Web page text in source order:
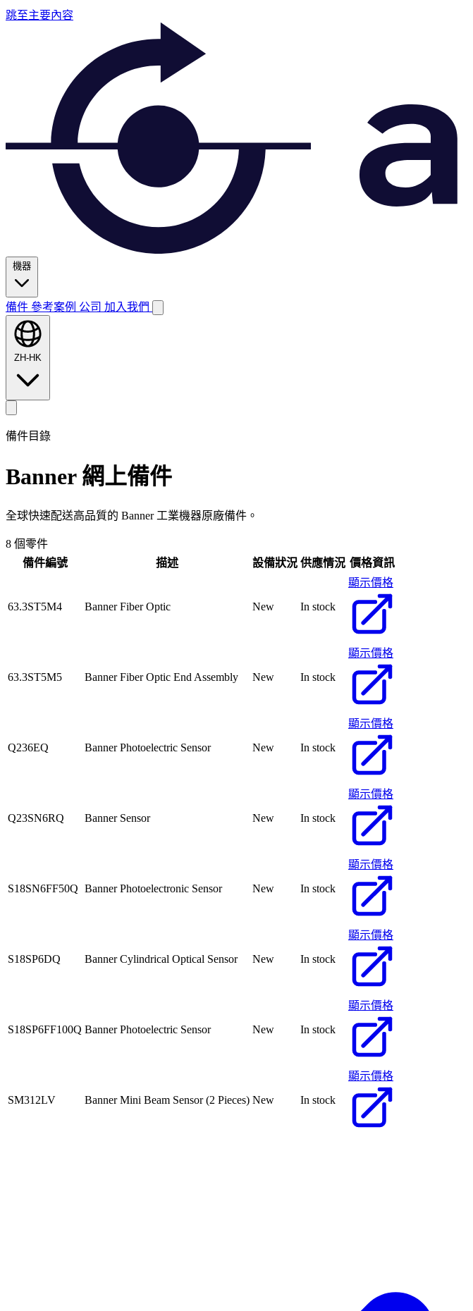
跳至主要內容
機器
備件 參考案例 公司 加入我們
ZH-HK
備件目錄
Banner 網上備件
全球快速配送高品質的 Banner 工業機器原廠備件。
8 個零件
備件編號
描述 設備狀況 供應情況 價格資訊
63.3ST5M4 Banner Fiber Optic New In stock
顯示價格
63.3ST5M5 Banner Fiber Optic End Assembly New In stock
顯示價格
Q236EQ Banner Photoelectric Sensor New In stock
顯示價格
Q23SN6RQ Banner Sensor New In stock
顯示價格
S18SN6FF50Q Banner Photoelectronic Sensor New In stock
顯示價格
S18SP6DQ Banner Cylindrical Optical Sensor New In stock
顯示價格
S18SP6FF100Q Banner Photoelectric Sensor New In stock
顯示價格
SM312LV Banner Mini Beam Sensor (2 Pieces) New In stock
顯示價格